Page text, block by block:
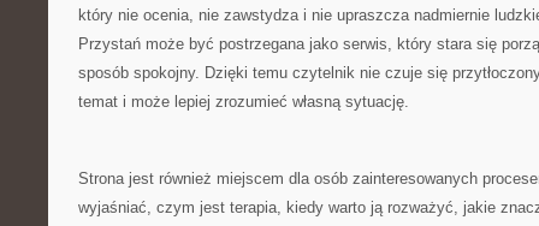
który nie ocenia, nie zawstydza i nie upraszcza nadmiernie
Przystań może być postrzegana jako serwis, który stara się
sposób spokojny. Dzięki temu czytelnik nie czuje się
temat i może lepiej zrozumieć własną sytuację.
Strona jest również miejscem dla osób zainteresowanych
wyjaśniać, czym jest terapia, kiedy warto ją rozważyć, jakie